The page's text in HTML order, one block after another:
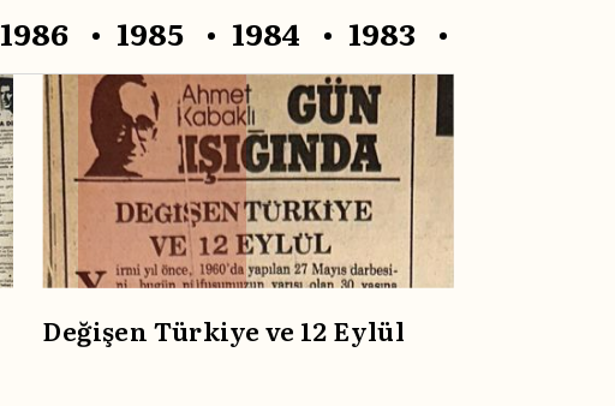
1986 1985 1984 1983
Değişen Türkiye ve 12 Eylül